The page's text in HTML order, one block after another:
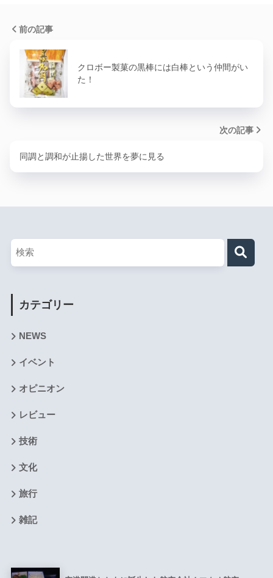
前の記事
クロボー製菓の黒棒には白棒という仲間がい
た！
次の記事
同調と調和が止揚した世界を夢に見る
カテゴリー
NEWS
イベント
オピニオン
レビュー
技術
文化
旅行
雑記